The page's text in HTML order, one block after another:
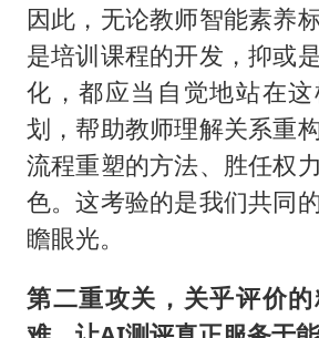
因此，无论教师智能素养
是培训课程的开发，抑或
化，都应当自觉地站在
划，帮助教师理解关系重
流程重塑的方法、胜任权
色。这考验的是我们共同
瞻眼光。
第二重攻关，关乎评价